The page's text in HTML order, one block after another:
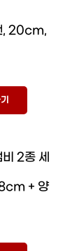
, 20cm,
2종 세
+ 양